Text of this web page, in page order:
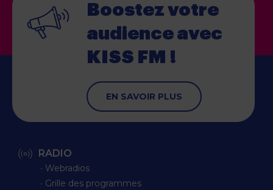
Boostez votre
audience avec
KISS FM !
EN SAVOIR PLUS
RADIO
∙ Webradios
∙ Grille des programmes